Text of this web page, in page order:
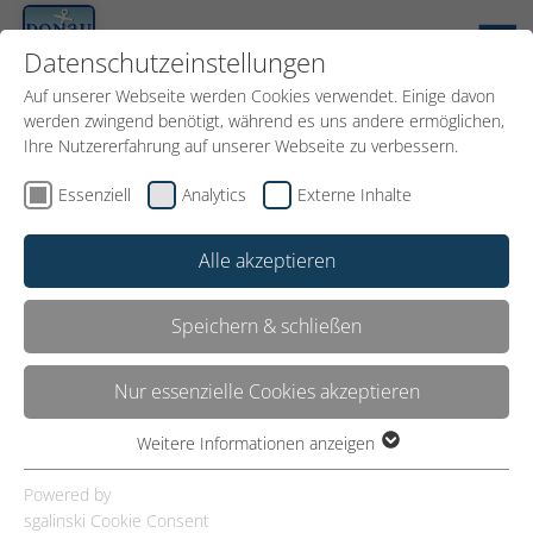
DE
Datenschutzeinstellungen
Auf unserer Webseite werden Cookies verwendet. Einige davon
werden zwingend benötigt, während es uns andere ermöglichen,
Ihre Nutzererfahrung auf unserer Webseite zu verbessern.
Essenziell Analytics Externe Inhalte
Alle akzeptieren
Speichern & schließen
Nur essenzielle Cookies akzeptieren
Essenzielle Cookies werden für grundlegende Funktionen der
Webseite benötigt. Dadurch ist gewährleistet, dass die
Weitere Informationen anzeigen
Powered by
sgalinski Cookie Consent